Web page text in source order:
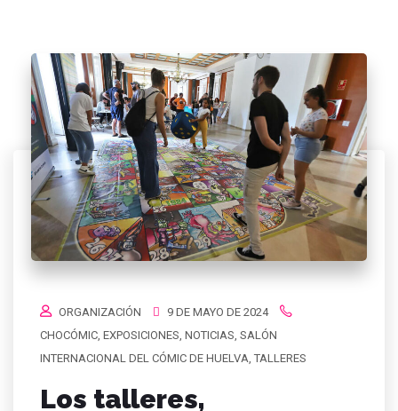
ORGANIZACIÓN
9 DE MAYO DE 2024
CHOCÓMIC, EXPOSICIONES, NOTICIAS, SALÓN
INTERNACIONAL DEL CÓMIC DE HUELVA, TALLERES
Los talleres,